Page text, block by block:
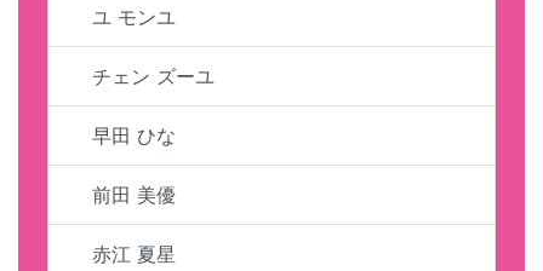
ユ モンユ
チェン ズーユ
早田 ひな
前田 美優
赤江 夏星